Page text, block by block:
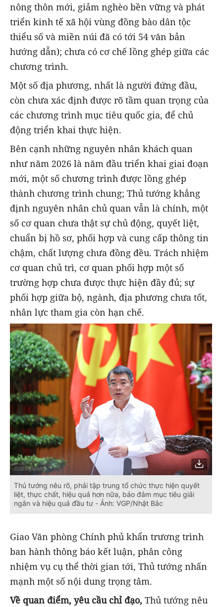
nông thôn mới, giảm nghèo bền vững và phát
triển kinh tế xã hội vùng đồng bào dân tộc
thiểu số và miền núi đã có tới 54 văn bản
hướng dẫn); chưa có cơ chế lồng ghép giữa các
chương trình.
Một số địa phương, nhất là người đứng đầu,
còn chưa xác định được rõ tầm quan trọng của
các chương trình mục tiêu quốc gia, để chủ
động triển khai thực hiện.
Bên cạnh những nguyên nhân khách quan
như năm 2026 là năm đầu triển khai giai đoạn
mới, một số chương trình được lồng ghép
thành chương trình chung; Thủ tướng khẳng
định nguyên nhân chủ quan vẫn là chính, một
số cơ quan chưa thật sự chủ động, quyết liệt,
chuẩn bị hồ sơ, phối hợp và cung cấp thông tin
chậm, chất lượng chưa đồng đều. Trách nhiệm
cơ quan chủ trì, cơ quan phối hợp một số
trường hợp chưa được thực hiện đầy đủ; sự
phối hợp giữa bộ, ngành, địa phương chưa tốt,
nhân lực tham gia còn hạn chế.
Thủ tướng nêu rõ, phải tập trung tổ chức thực hiện quyết
liệt, thực chất, hiệu quả hơn nữa, bảo đảm mục tiêu giải
ngân và hiệu quả đầu tư - Ảnh: VGP/Nhật Bắc
Giao Văn phòng Chính phủ khẩn trương trình
ban hành thông báo kết luận, phân công
nhiệm vụ cụ thể thời gian tới, Thủ tướng nhấn
mạnh một số nội dung trọng tâm.
Về quan điểm, yêu cầu chỉ đạo, Thủ tướng nêu